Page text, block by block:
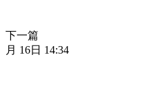
下一篇
月 16日 14:34